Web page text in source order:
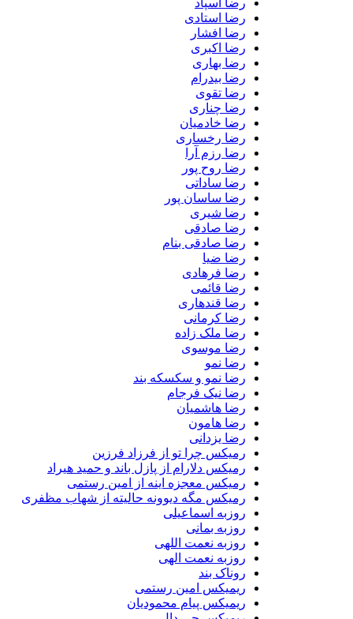
رضا استادی
رضا افشار
رضا اکبری
رضا بهاری
رضا بیدرام
رضا تقوی
رضا چناری
رضا خادمیان
رضا رخساری
رضا رزم آرا
رضا روح پور
رضا ساداتی
رضا ساسان پور
رضا شیری
رضا صادقی
رضا صادقی بنام
رضا ضیا
رضا فرهادی
رضا قائمی
رضا قندهاری
رضا کرمانی
رضا ملک زاده
رضا موسوی
رضا نمو
رضا نمو و سکسکه بند
رضا نیک فرجام
رضا هاشمیان
رضا هامون
رضا یزدانی
رمیکس چرا تو از فرزاد فرزین
رمیکس دلارام از پازل باند و حمید هیراد
رمیکس معجزه اینه از امین رستمی
رمیکس مگه دیوونه حالیته از شهاب مظفری
روزبه اسماعیلی
روزبه بمانی
روزبه نعمت اللهی
روزبه نعمت الهی
روناک بند
ریمیکس امین رستمی
ریمیکس پیام محمودیان